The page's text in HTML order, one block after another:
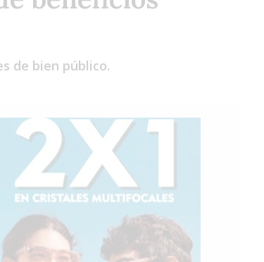
de bien público.